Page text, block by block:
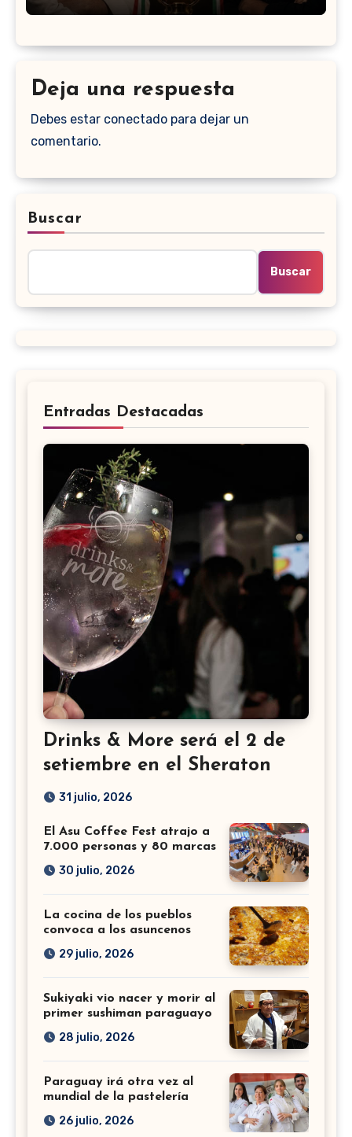
Deja una respuesta
Debes estar conectado para dejar un
comentario.
Buscar
Buscar
Entradas Destacadas
Drinks & More será el 2 de
setiembre en el Sheraton
31 julio, 2026
El Asu Coffee Fest atrajo a
7.000 personas y 80 marcas
30 julio, 2026
La cocina de los pueblos
convoca a los asuncenos
29 julio, 2026
Sukiyaki vio nacer y morir al
primer sushiman paraguayo
28 julio, 2026
Paraguay irá otra vez al
mundial de la pastelería
26 julio, 2026